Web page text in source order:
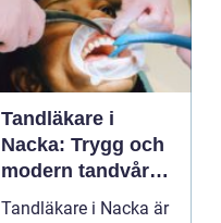
Tandläkare i
Nacka: Trygg och
modern tandvård
nära dig
Tandläkare i Nacka är